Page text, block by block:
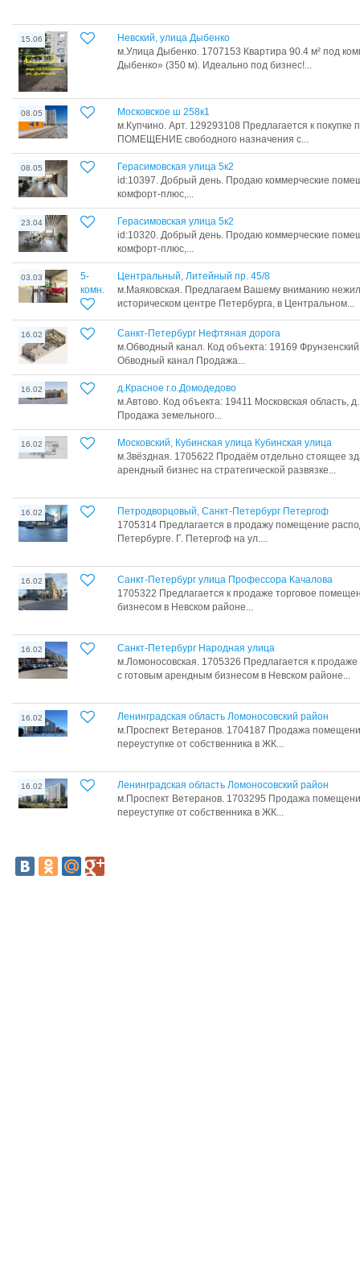
15.06
Невский, улица Дыбенко
м.Улица Дыбенко. 1707153 Квартира 90.4 м² под
Дыбенко» (350 м). Идеально под бизнес!...
08.05
Московское ш 258к1
м.Купчино. Арт. 129293108 Предлагается к покупке
ПОМЕЩЕНИЕ свободного назначения c...
08.05
Герасимовская улица 5к2
id:10397. Добрый день. Продаю коммерческие
комфорт-плюс,...
23.04
Герасимовская улица 5к2
id:10320. Добрый день. Продаю коммерческие
комфорт-плюс,...
03.03
5-
комн.
Центральный, Литейный пр. 45/8
м.Маяковская. Пpeдлaгаем Вашeму вниманию
иcтoричeскoм цeнтрe Пeтepбуpга, в Центрaльнoм...
16.02
Санкт-Петербург Нефтяная дорога
м.Обводный канал. Код объекта: 19169
Обводный канал Продажа...
16.02
д.Красное г.о.Домодедово
м.Автово. Код объекта: 19411 Московская область,
Продажа земельного...
16.02
Московский, Кубинская улица Кубинская улица
м.Звёздная. 1705622 Продаём отдельно стоящее
арендный бизнес на стратегической развязке...
16.02
Петродворцовый, Санкт-Петербург Петергоф
1705314 Предлагается в продажу помещение
Петербурге. Г. Петергоф на ул....
16.02
Санкт-Петербург улица Профессора Качалова
1705322 Предлагается к продаже торговое
бизнесом в Невском районе...
16.02
Санкт-Петербург Народная улица
м.Ломоносовская. 1705326 Предлагается к
с готовым арендным бизнесом в Невском районе...
16.02
Ленинградская область Ломоносовский район
м.Проспект Ветеранов. 1704187 Продажа
переуступке от собственника в ЖК...
16.02
Ленинградская область Ломоносовский район
м.Проспект Ветеранов. 1703295 Продажа
переуступке от собственника в ЖК...